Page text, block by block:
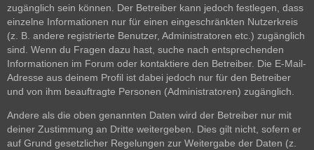
zugänglich sein können. Der Betreiber kann jedoch festlegen, dass
einzelne Informationen nur für einen eingeschränkten Nutzerkreis
(z. B. andere registrierte Benutzer, Administratoren etc.) zugänglich
sind. Wenn du Fragen dazu hast, suche nach entsprechenden
Informationen im Forum oder kontaktiere den Betreiber. Die E-Mail-
Adresse aus deinem Profil ist dabei jedoch nur für den Betreiber
und von ihm beauftragte Personen (Administratoren) zugänglich.
Andere als die oben genannten Daten wird der Betreiber nur mit
deiner Zustimmung an Dritte weitergeben. Dies gilt nicht, sofern er
auf Grund gesetzlicher Regelungen zur Weitergabe der Daten (z.